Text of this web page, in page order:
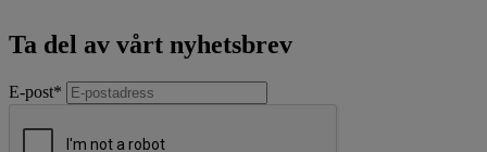
Ta del av vårt nyhetsbrev
E-post*